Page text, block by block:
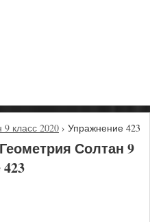
класс 2020 › Упражнение 423
Солтан 9